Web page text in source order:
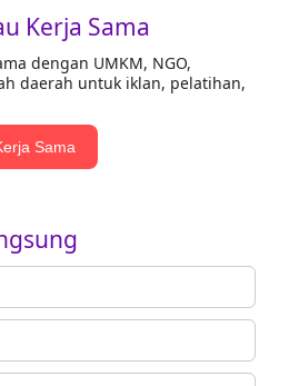
Kerja Sama
dengan UMKM, NGO,
daerah untuk iklan, pelatihan,
Sama